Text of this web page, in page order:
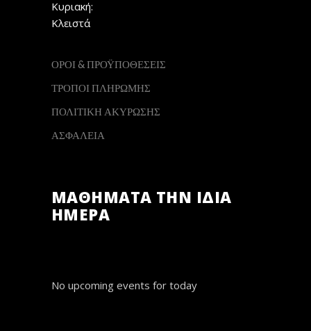
Κυριακή:
Κλειστά
ΟΡΟΙ & ΠΡΟΫΠΟΘΕΣΕΙΣ
ΤΡΟΠΟΙ ΠΛΗΡΩΜΗΣ
ΠΟΛΙΤΙΚΗ ΑΚΥΡΩΣΗΣ
ΑΣΦΑΛΕΙΑ
ΜΑΘΗΜΑΤΑ ΤΗΝ ΙΔΙΑ
ΗΜΕΡΑ
No upcoming events for today